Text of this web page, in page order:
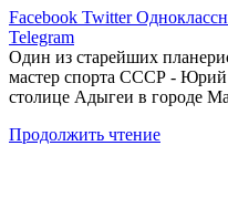
Facebook Twitter
Telegram
Один из старейших
мастер спорта СССР -
столице Адыгеи в городе
Продолжить чтение